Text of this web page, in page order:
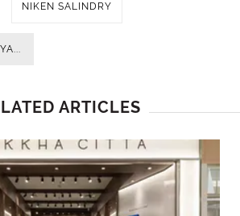
NIKEN SALINDRY
ARTICLES